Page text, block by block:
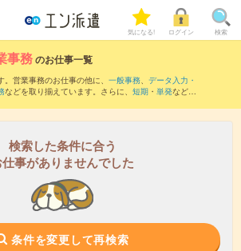
気になる! ログイン 検索
事務のお仕事一覧
営業事務のお仕事の他に、 一般事務、 データ入力・
などを取り揃えています。さらに、 短期 ・ 単発などの
検索した条件に合う
仕事がありませんでした
条件を変更して再検索